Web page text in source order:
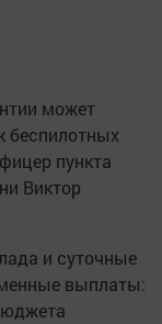
может
беспилотных
пункта
Виктор
и суточные
выплаты: